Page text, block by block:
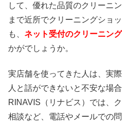
して、優れた品質のクリーニ
まで近所でクリーニングショ
も、 ネット受付のクリーニン
かがでしょうか。
実店舗を使ってきた人は、実
人と話ができないと不安な場
RINAVIS（リナビス）では、
相談など、電話やメールでの